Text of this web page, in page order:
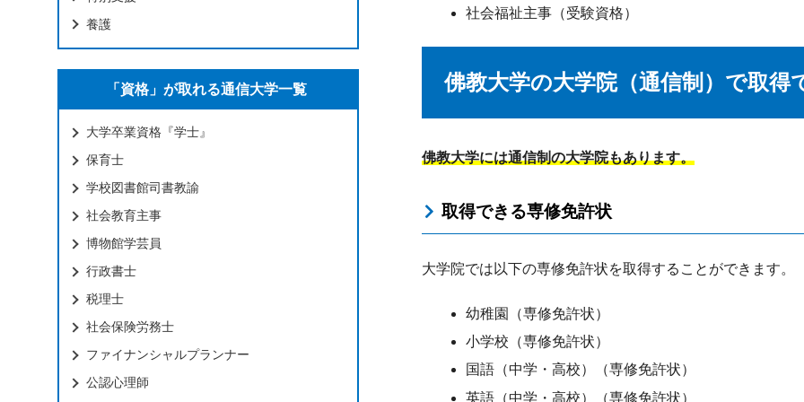
社会福祉主事（受験資格）
佛教大学の大学院（通信制）で取得
佛教大学には通信制の大学院もあります。
取得できる専修免許状
大学院では以下の専修免許状を取得することができます。
幼稚園（専修免許状）
小学校（専修免許状）
国語（中学・高校）（専修免許状）
英語（中学・高校）（専修免許状）
養護
「資格」が取れる通信大学一覧
大学卒業資格『学士』
保育士
学校図書館司書教諭
社会教育主事
博物館学芸員
行政書士
税理士
社会保険労務士
ファイナンシャルプランナー
公認心理師